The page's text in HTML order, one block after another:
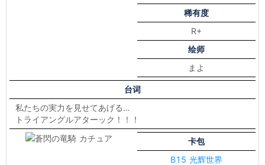
稀有度
R+
绘师
まよ
台词
私たちの実力を見せてあげる…
トライアングルアターック！！！
卡包
B15 光辉世界